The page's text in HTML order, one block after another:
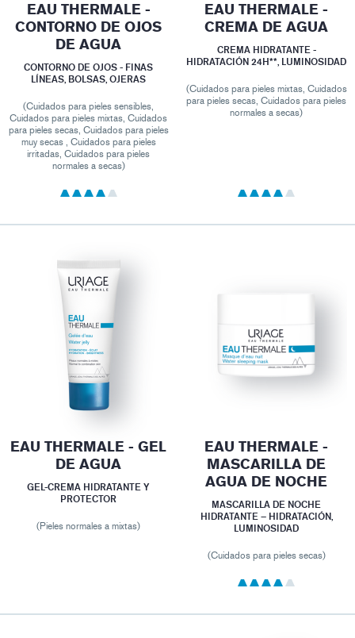
EAU THERMALE -
CONTORNO DE OJOS
DE AGUA
CONTORNO DE OJOS - FINAS
LÍNEAS, BOLSAS, OJERAS
(Cuidados para pieles sensibles,
Cuidados para pieles mixtas, Cuidados
para pieles secas, Cuidados para pieles
muy secas , Cuidados para pieles
irritadas, Cuidados para pieles
normales a secas)
EAU THERMALE -
CREMA DE AGUA
CREMA HIDRATANTE -
HIDRATACIÓN 24H**, LUMINOSIDAD
(Cuidados para pieles mixtas, Cuidados
para pieles secas, Cuidados para pieles
normales a secas)
EAU THERMALE - GEL
DE AGUA
GEL-CREMA HIDRATANTE Y
PROTECTOR
(Pieles normales a mixtas)
EAU THERMALE -
MASCARILLA DE
AGUA DE NOCHE
MASCARILLA DE NOCHE
HIDRATANTE – HIDRATACIÓN,
LUMINOSIDAD
(Cuidados para pieles secas)